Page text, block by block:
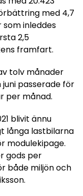
med 4,7
inleddes
2,5
framfart.
tolv månader
passerade för
per månad.
blivit ännu
långa lastbilarna
modulekipage.
gods per
både miljön och